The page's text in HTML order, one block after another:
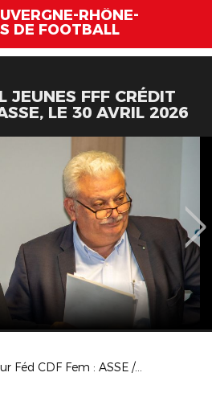
RHÔNE-
DE FOOTBALL
JEUNES FFF CRÉDIT
LE 30 AVRIL 2026
1er tour Féd CDF Fem : ASSE / FFYAA